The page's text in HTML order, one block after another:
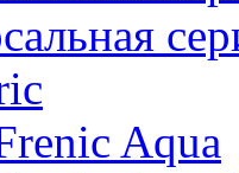
Aqua